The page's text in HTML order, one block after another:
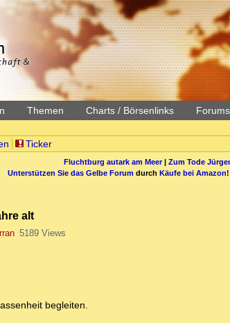
Themen Charts / Börsenlinks
Ticker
Fluchtburg autark am Meer| Zum Tode
Unterstützen Sie das Gelbe Forum durch Käufe bei Amazon
alt
5189 Views
begleiten.